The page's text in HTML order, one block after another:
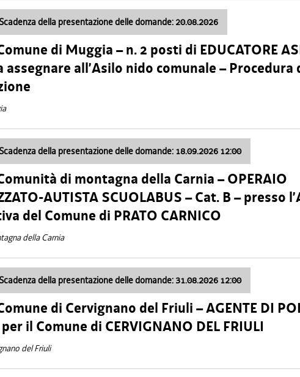
Scadenza della presentazione delle domande: 20.08.2026
di Muggia – n. 2 posti di EDUCATORE
assegnare all’Asilo nido comunale – Procedura
Scadenza della presentazione delle domande: 18.09.2026 12:00
di montagna della Carnia – OPERAIO
AUTISTA SCUOLABUS – Cat. B – presso
del Comune di PRATO CARNICO
della Carnia
Scadenza della presentazione delle domande: 31.08.2026 12:00
di Cervignano del Friuli – AGENTE DI
per il Comune di CERVIGNANO DEL FRIULI
del Friuli